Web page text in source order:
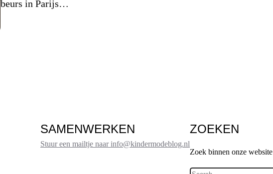
beurs in Parijs…
SAMENWERKEN
Stuur een mailtje naar info@kindermodeblog.nl
ZOEKEN
Zoek binnen onze website